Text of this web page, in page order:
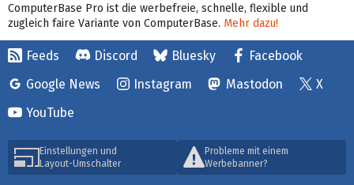
ComputerBase Pro ist die werbefreie, schnelle, flexible und
zugleich faire Variante von ComputerBase. Mehr dazu!
Feeds Discord Bluesky
Facebook
Google News
Instagram Mastodon
X
YouTube
Einstellungen und
Layout-Umschalter
Probleme mit einem
Werbebanner?